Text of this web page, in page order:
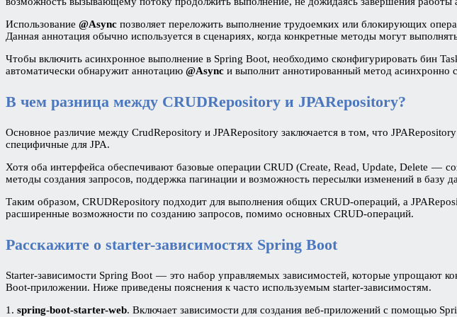
Использование @Async позволяет переложить выполнение трудоемких или блокирующих
Данная аннотация обычно используется в сценариях, когда конкретные методы могут
Чтобы включить асинхронное выполнение в Spring Boot, необходимо сконфигурировать бин
автоматически обнаружит аннотацию @Async и выполнит аннотированный метод асинхронно
В чем разница между CRUDRepository и JPARepository?
Основное различие между CrudRepository и JPARepository заключается в том, что
специфичные для JPA.
Хотя оба интерфейса обеспечивают базовые операции CRUD (Create, Read, Update, Delete —
методы создания запросов, поддержка пагинации и возможность пересылки изменений в базу
Таким образом, CRUDRepository подходит для выполнения общих CRUD-операций, а
расширенные возможности по созданию запросов, помимо основных CRUD-операций.
Расскажите о starter-зависимостях Spring Boot
Starter-зависимости Spring Boot — это набор управляемых зависимостей, которые упрощают
Boot-приложении. Ниже приведены пояснения к часто используемым starter-зависимостям.
1. spring-boot-starter-web. Включает зависимости для создания веб-приложений с помощью